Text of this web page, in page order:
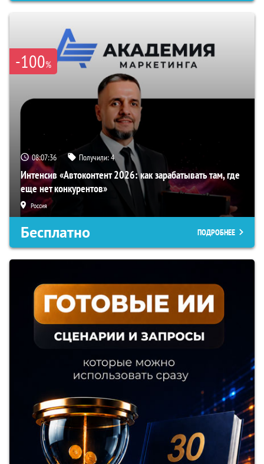
-100%
08:07:35 Получили:4
Интенсив «Автоконтент 2026: как зарабатывать там, где
еще нет конкурентов»
Россия
Бесплатно ПОДРОБНЕЕ